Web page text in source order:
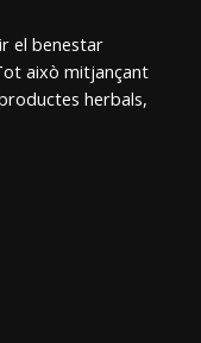
el benestar
això mitjançant
herbals,